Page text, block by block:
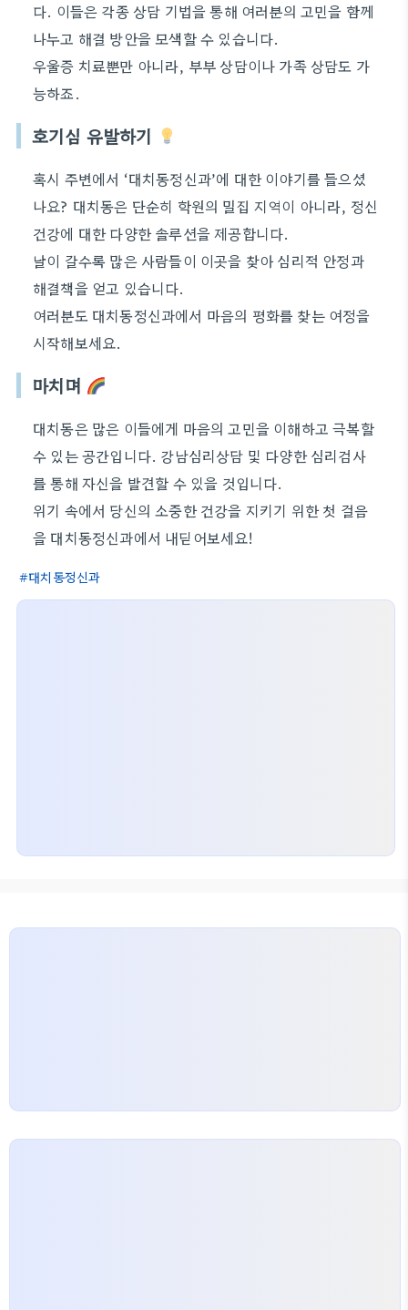
다. 이들은 각종 상담 기법을 통해 여러분의 고민을 함께
나누고 해결 방안을 모색할 수 있습니다.
우울증 치료뿐만 아니라, 부부 상담이나 가족 상담도 가
능하죠.
호기심 유발하기
혹시 주변에서 ‘대치동정신과’에 대한 이야기를 들으셨
나요? 대치동은 단순히 학원의 밀집 지역이 아니라, 정신
건강에 대한 다양한 솔루션을 제공합니다.
날이 갈수록 많은 사람들이 이곳을 찾아 심리적 안정과
해결책을 얻고 있습니다.
여러분도 대치동정신과에서 마음의 평화를 찾는 여정을
시작해보세요.
마치며
대치동은 많은 이들에게 마음의 고민을 이해하고 극복할
수 있는 공간입니다. 강남심리상담 및 다양한 심리검사
를 통해 자신을 발견할 수 있을 것입니다.
위기 속에서 당신의 소중한 건강을 지키기 위한 첫 걸음
을 대치동정신과에서 내딛어보세요!
대치동정신과